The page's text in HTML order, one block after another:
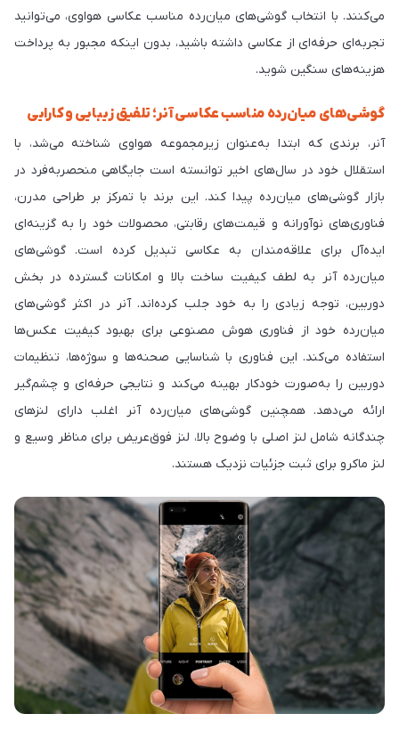
می‌کنند. با انتخاب گوشی‌های میان‌رده مناسب عکاسی هواوی، می‌توانید
تجربه‌ای حرفه‌ای از عکاسی داشته باشید، بدون اینکه مجبور به پرداخت
هزینه‌های سنگین شوید.
گوشی‌های میان‌رده مناسب عکاسی آنر؛ تلفیق زیبایی و کارایی
آنر، برندی که ابتدا به‌عنوان زیرمجموعه هواوی شناخته می‌شد، با
استقلال خود در سال‌های اخیر توانسته است جایگاهی منحصربه‌فرد در
بازار گوشی‌های میان‌رده پیدا کند. این برند با تمرکز بر طراحی مدرن،
فناوری‌های نوآورانه و قیمت‌های رقابتی، محصولات خود را به گزینه‌ای
ایده‌آل برای علاقه‌مندان به عکاسی تبدیل کرده است. گوشی‌های
میان‌رده آنر به لطف کیفیت ساخت بالا و امکانات گسترده در بخش
دوربین، توجه زیادی را به خود جلب کرده‌اند. آنر در اکثر گوشی‌های
میان‌رده خود از فناوری هوش مصنوعی برای بهبود کیفیت عکس‌ها
استفاده می‌کند. این فناوری با شناسایی صحنه‌ها و سوژه‌ها، تنظیمات
دوربین را به‌صورت خودکار بهینه می‌کند و نتایجی حرفه‌ای و چشم‌گیر
ارائه می‌دهد. همچنین گوشی‌های میان‌رده آنر اغلب دارای لنزهای
چندگانه شامل لنز اصلی با وضوح بالا، لنز فوق‌عریض برای مناظر وسیع و
لنز ماکرو برای ثبت جزئیات نزدیک هستند.